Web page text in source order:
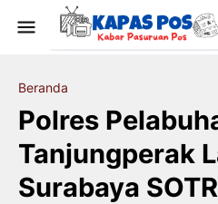
Beranda
Polres
Tanjungperak
Surabaya